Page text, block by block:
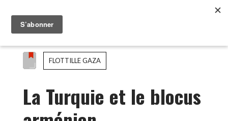
FLOTTILLE GAZA
La Turquie et le blocus